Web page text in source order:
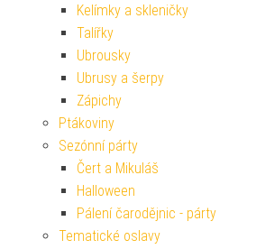
Kelímky a skleničky
Talířky
Ubrousky
Ubrusy a šerpy
Zápichy
Ptákoviny
Sezónní párty
Čert a Mikuláš
Halloween
Pálení čarodějnic - párty
Tematické oslavy